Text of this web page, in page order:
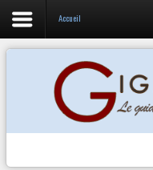
Accueil